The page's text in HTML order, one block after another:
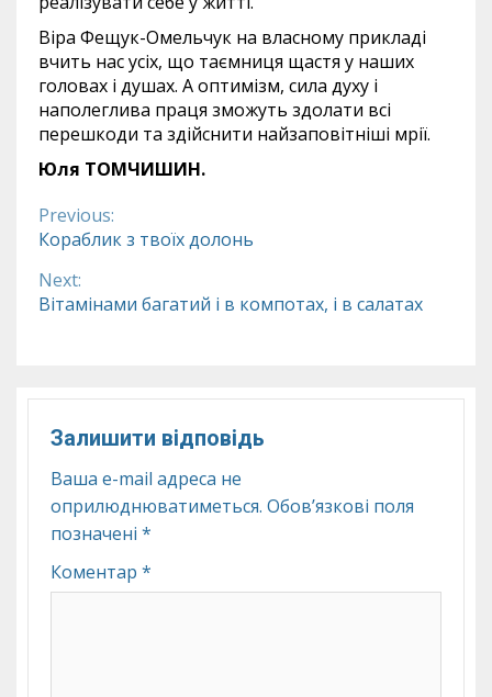
Віра Фещук-Омельчук на власному прикладі
вчить нас усіх, що таємниця щастя у наших
головах і душах. А оптимізм, сила духу і
наполеглива праця зможуть здолати всі
перешкоди та здійснити найзаповітніші мрії.
Юля ТОМЧИШИН.
Continue
Reading
Previous:
Кораблик з твоїх долонь
Next:
Вітамінами багатий і в компотах, і в салатах
Залишити відповідь
Ваша e-mail адреса не
оприлюднюватиметься. Обов’язкові поля
позначені *
Коментар *